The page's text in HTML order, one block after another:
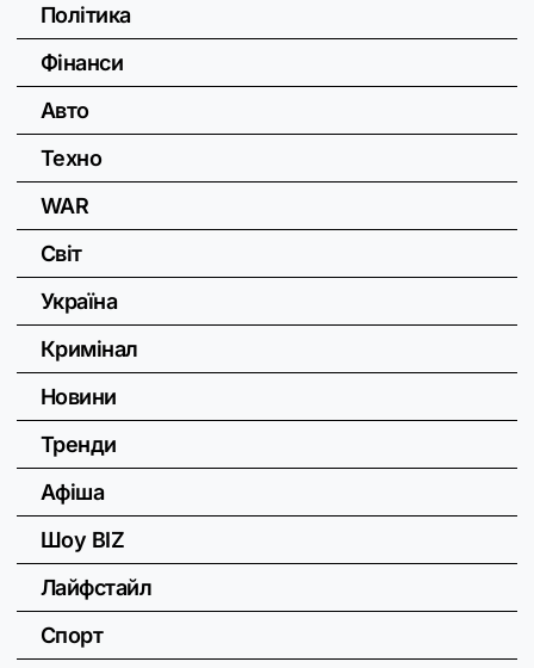
Політика
Фінанси
Авто
Техно
WAR
Світ
Україна
Кримінал
Новини
Тренди
Афіша
Шоу BIZ
Лайфстайл
Спорт